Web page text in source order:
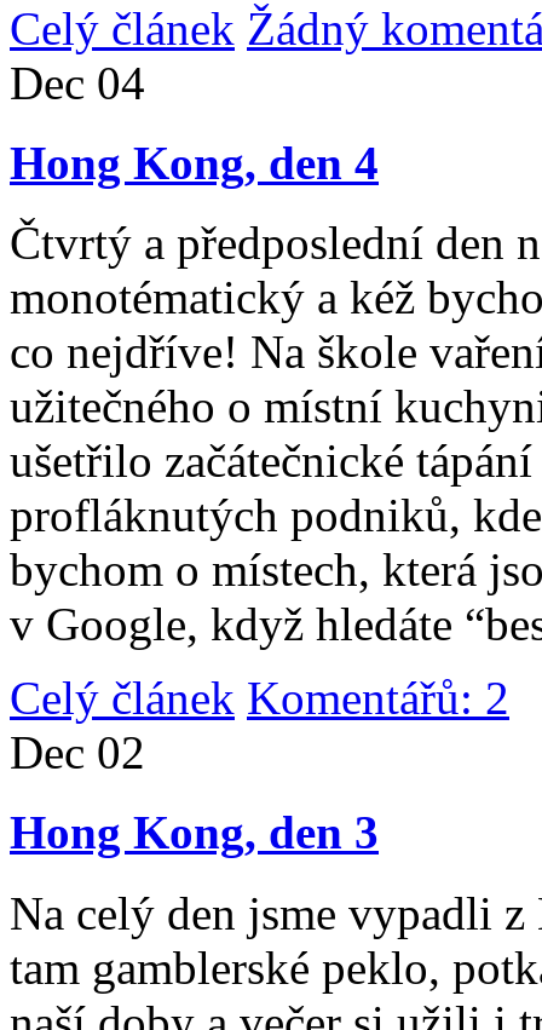
Celý článek Žádný
Dec 04
Hong Kong, den 4
Čtvrtý a předposlední den
monotématický a kéž
co nejdříve! Na škole
užitečného o místní
ušetřilo začátečnické
profláknutých podniků,
bychom o místech, která
v Google, když hledáte
Celý článek Komentářů: 2
Dec 02
Hong Kong, den 3
Na celý den jsme vypadli
tam gamblerské peklo,